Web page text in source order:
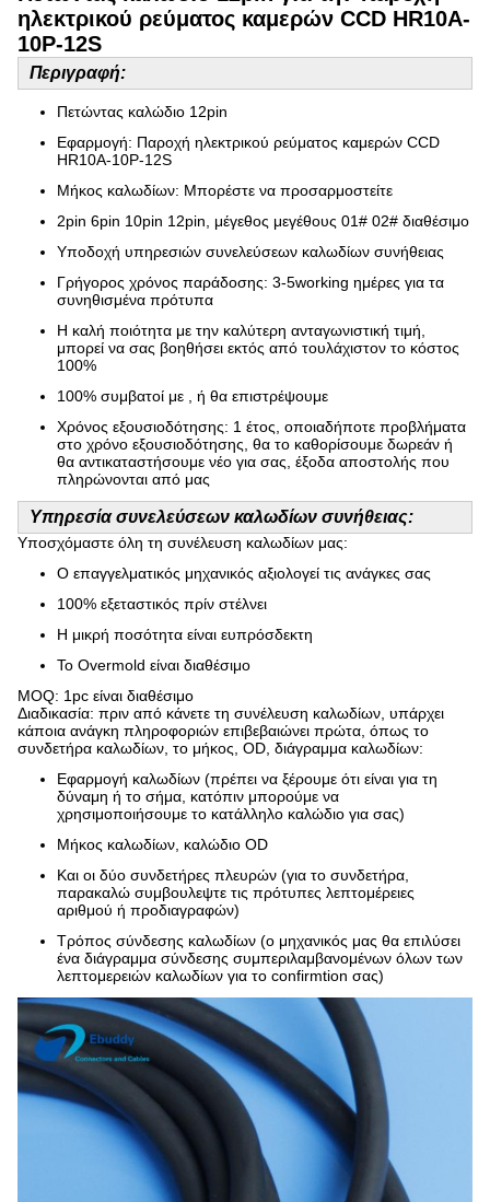
ηλεκτρικού ρεύματος καμερών CCD HR10A-
10P-12S
Περιγραφή:
Πετώντας καλώδιο 12pin
Εφαρμογή: Παροχή ηλεκτρικού ρεύματος καμερών CCD
HR10A-10P-12S
Μήκος καλωδίων: Μπορέστε να προσαρμοστείτε
2pin 6pin 10pin 12pin, μέγεθος μεγέθους 01# 02# διαθέσιμο
Υποδοχή υπηρεσιών συνελεύσεων καλωδίων συνήθειας
Γρήγορος χρόνος παράδοσης: 3-5working ημέρες για τα
συνηθισμένα πρότυπα
Η καλή ποιότητα με την καλύτερη ανταγωνιστική τιμή,
μπορεί να σας βοηθήσει εκτός από τουλάχιστον το κόστος
100%
100% συμβατοί με , ή θα επιστρέψουμε
Χρόνος εξουσιοδότησης: 1 έτος, οποιαδήποτε προβλήματα
στο χρόνο εξουσιοδότησης, θα το καθορίσουμε δωρεάν ή
θα αντικαταστήσουμε νέο για σας, έξοδα αποστολής που
πληρώνονται από μας
Υπηρεσία συνελεύσεων καλωδίων συνήθειας:
Υποσχόμαστε όλη τη συνέλευση καλωδίων μας:
Ο επαγγελματικός μηχανικός αξιολογεί τις ανάγκες σας
100% εξεταστικός πρίν στέλνει
Η μικρή ποσότητα είναι ευπρόσδεκτη
Το Overmold είναι διαθέσιμο
MOQ: 1pc είναι διαθέσιμο
Διαδικασία: πριν από κάνετε τη συνέλευση καλωδίων, υπάρχει
κάποια ανάγκη πληροφοριών επιβεβαιώνει πρώτα, όπως το
συνδετήρα καλωδίων, το μήκος, OD, διάγραμμα καλωδίων:
Εφαρμογή καλωδίων (πρέπει να ξέρουμε ότι είναι για τη
δύναμη ή το σήμα, κατόπιν μπορούμε να
χρησιμοποιήσουμε το κατάλληλο καλώδιο για σας)
Μήκος καλωδίων, καλώδιο OD
Και οι δύο συνδετήρες πλευρών (για το συνδετήρα,
παρακαλώ συμβουλεψτε τις πρότυπες λεπτομέρειες
αριθμού ή προδιαγραφών)
Τρόπος σύνδεσης καλωδίων (ο μηχανικός μας θα επιλύσει
ένα διάγραμμα σύνδεσης συμπεριλαμβανομένων όλων των
λεπτομερειών καλωδίων για το confirmtion σας)